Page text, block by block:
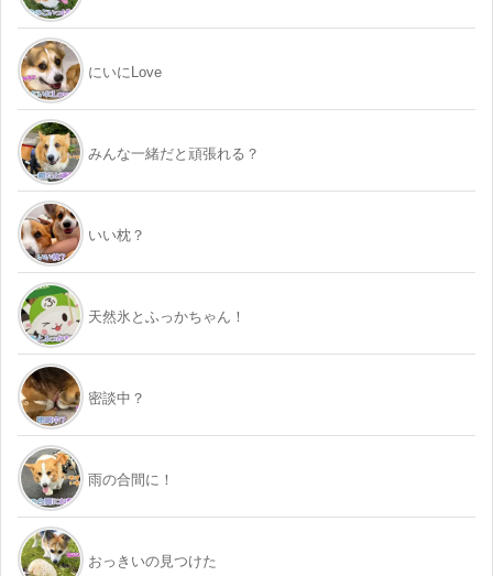
にいにLove
みんな一緒だと頑張れる？
いい枕？
天然氷とふっかちゃん！
密談中？
雨の合間に！
おっきいの見つけた